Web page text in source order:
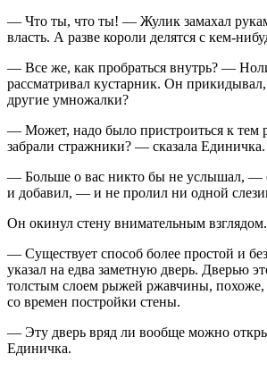
— Что ты, что ты! — Жулик замахал
власть. А разве короли делятся с кем-
— Все же, как пробраться внутрь? —
рассматривал кустарник. Он
другие умножалки?
— Может, надо было пристроиться к тем
забрали стражники? — сказала Единичка.
— Больше о вас никто бы не услышал, —
и добавил, — и не пролил ни одной
Он окинул стену внимательным взглядом.
— Существует способ более простой и
указал на едва заметную дверь. Дверью
толстым слоем рыжей ржавчины, похоже,
со времен постройки стены.
— Эту дверь вряд ли вообще можно
Единичка.